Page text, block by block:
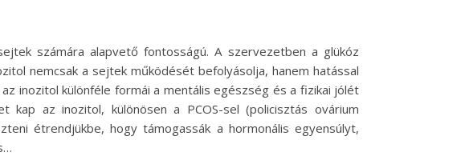
számára alapvető fontosságú. A szervezetben a glükóz
nemcsak a sejtek működését befolyásolja, hanem hatással
inozitol különféle formái a mentális egészség és a fizikai jólét
az inozitol, különösen a PCOS-sel (policisztás ovárium
étrendjükbe, hogy támogassák a hormonális egyensúlyt,